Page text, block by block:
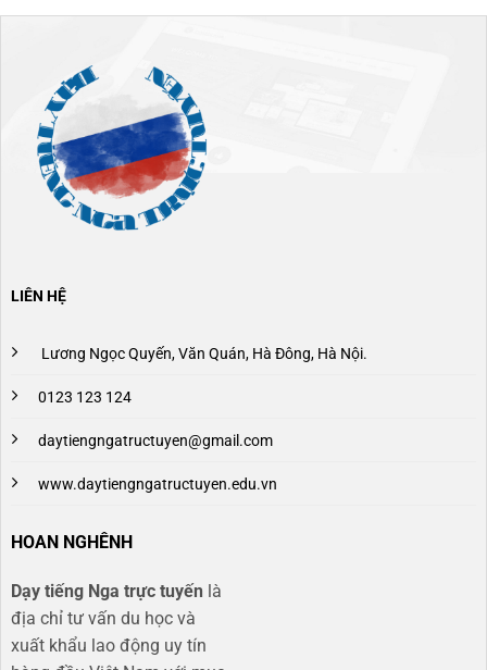
LIÊN HỆ
Lương Ngọc Quyến, Văn Quán, Hà Đông, Hà Nội.
0123 123 124
daytiengngatructuyen@gmail.com
www.daytiengngatructuyen.edu.vn
HOAN NGHÊNH
Dạy tiếng Nga trực tuyến là
địa chỉ tư vấn du học và
xuất khẩu lao động uy tín